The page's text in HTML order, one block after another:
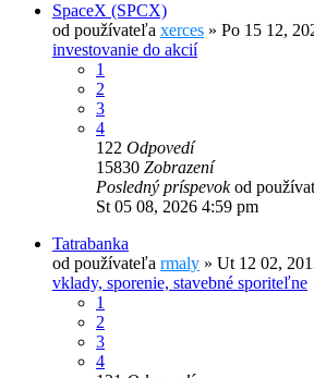
SpaceX (SPCX)
od používateľa xerces » Po 15 12,
investovanie do akcií
1
2
3
4
122 Odpovedí
15830 Zobrazení
Posledný príspevokod
St 05 08, 2026 4:59 pm
Tatrabanka
od používateľa rmaly » Ut 12 02,
vklady, sporenie, stavebné sporiteľne
1
2
3
4